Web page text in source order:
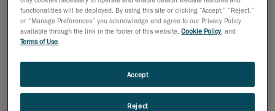
하여, 생산 비용을 낮출 수 있습니다. Creaform은 사용
자 친화성, 정확성, 속도, 신뢰성 및 장점을 고유하게 조
합하여 역설계 및 3D 프린팅 애플리케이션을 가능하게
하는 솔루션입니다. 이 프로모션은Go!SCAN 3D모델
중 복잡한 세부 요소가 포함된 소형 부품 스캔에 이상적
인 해상도를 제공하는Go!SCAN 20모델과 중대형 부품
을 빠르게 스캔하기 위해 더 넓은 FOV를 제공하는
functionalities will be deployed. By using this site or clicking “Accept,” “Reject,”
or “Manage Preferences” you acknowledge and agree to our Privacy Policy
available through the link in the footer of this website,Cookie Policy, and
Terms of Use.
Reject
Accept